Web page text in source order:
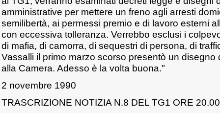
amministrative per mettere un freno agli arresti
semilibertà, ai permessi premio e di lavoro esterni
con eccessiva tolleranza. Verrebbo esclusi i
di mafia, di camorra, di sequestri di persona, di
Vassalli il primo marzo scorso presentò un disegno
alla Camera. Adesso è la volta buona."
2 novembre 1990
TRASCRIZIONE NOTIZIA N.8 DEL TG1 ORE 20.00